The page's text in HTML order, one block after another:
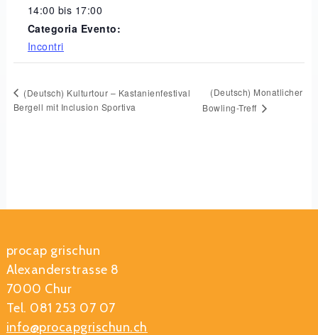
14:00 bis 17:00
Categoria Evento:
Incontri
(Deutsch) Kulturtour – Kastanienfestival
Bergell mit Inclusion Sportiva
(Deutsch) Monatlicher
Bowling-Treff
procap grischun
Alexanderstrasse 8
7000 Chur
Tel. 081 253 07 07
info@procapgrischun.ch